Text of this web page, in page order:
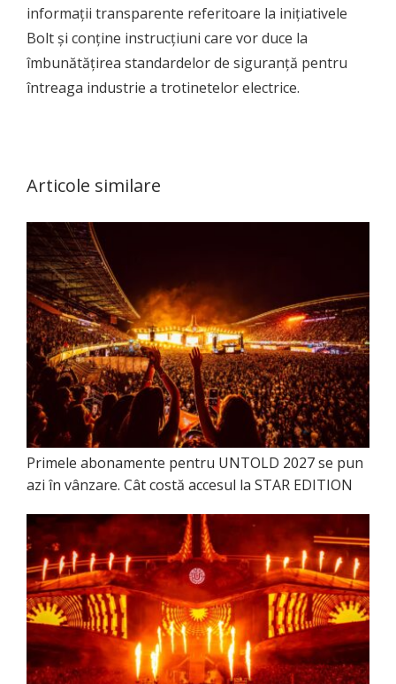
informații transparente referitoare la inițiativele
Bolt și conține instrucțiuni care vor duce la
îmbunătățirea standardelor de siguranță pentru
întreaga industrie a trotinetelor electrice.
Articole similare
Primele abonamente pentru UNTOLD 2027 se pun
azi în vânzare. Cât costă accesul la STAR EDITION